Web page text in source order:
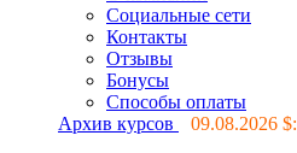
Социальные сети
Контакты
Отзывы
Бонусы
Способы оплаты
Архив курсов
09.08.2026 $: